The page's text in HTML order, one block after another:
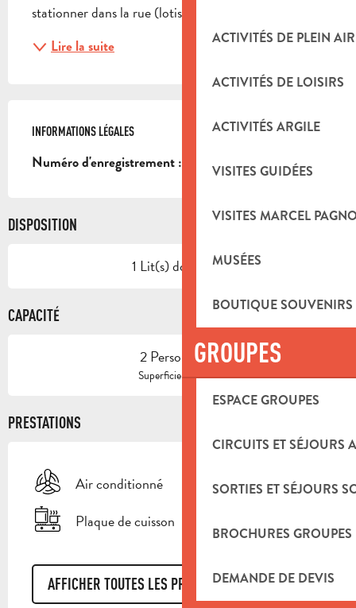
ACTIVITÉS DE PLEIN AIR
ACTIVITÉS DE LOISIRS
ACTIVITÉS ARGILE
VISITES GUIDÉES
VISITES MARCEL
MUSÉES
BOUTIQUE
GROUPES
ESPACE GROUPES
CIRCUITS ET SÉJOURS
SORTIES ET SÉJOURS
BROCHURES GROUPES
DEMANDE DE DEVIS
stationner dans la rue (lotissement)
Lire la suite
INFORMATIONS LÉGALES
INFORMATIONS LÉGALES
Numéro d'enregistrement : 13007000030Z2
DISPOSITION
1 Lit(s) double(s)
CAPACITÉ
2 Personne(s)
Superficie : 20 m
PRESTATIONS
Air conditionné
Plaque de cuisson
AFFICHER TOUTES LES PRESTATIONS